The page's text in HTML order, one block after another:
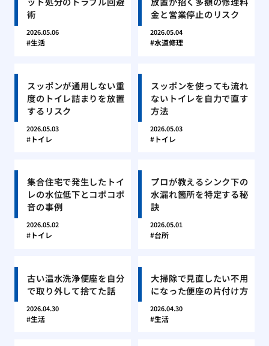
術
2026.05.06
生活
金と営業停止のリスク
2026.05.04
水道修理
スッポンが通用しない重
度のトイレ詰まりを放置
するリスク
2026.05.03
トイレ
スッポンを使っても流れ
ないトイレを自力で直す
方法
2026.05.03
トイレ
集合住宅で発生したトイ
レの水位低下とコポコポ
音の事例
2026.05.02
トイレ
プロが教えるシンク下の
水漏れ箇所を特定する秘
訣
2026.05.01
台所
古い温水洗浄便座を自分
で取り外して捨てた話
2026.04.30
生活
大掃除で見直したい不用
になった便座の片付け方
2026.04.30
生活